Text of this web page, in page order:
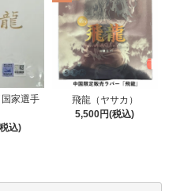
家選手
込)
飛龍（ヤサカ）
5,500円(税込)